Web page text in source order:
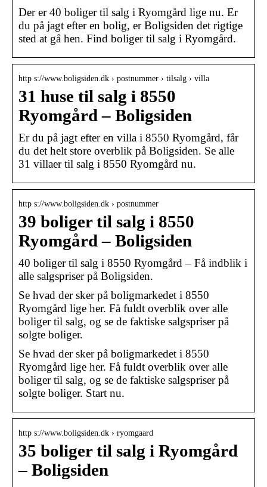
Der er 40 boliger til salg i Ryomgård lige nu. Er
du på jagt efter en bolig, er Boligsiden det rigtige
sted at gå hen. Find boliger til salg i Ryomgård.
http s://www.boligsiden.dk › postnummer › tilsalg › villa
31 huse til salg i 8550
Ryomgård – Boligsiden
Er du på jagt efter en villa i 8550 Ryomgård, får
du det helt store overblik på Boligsiden. Se alle
31 villaer til salg i 8550 Ryomgård nu.
http s://www.boligsiden.dk › postnummer
39 boliger til salg i 8550
Ryomgård – Boligsiden
40 boliger til salg i 8550 Ryomgård – Få indblik i
alle salgspriser på Boligsiden.
Se hvad der sker på boligmarkedet i 8550
Ryomgård lige her. Få fuldt overblik over alle
boliger til salg, og se de faktiske salgspriser på
solgte boliger.
Se hvad der sker på boligmarkedet i 8550
Ryomgård lige her. Få fuldt overblik over alle
boliger til salg, og se de faktiske salgspriser på
solgte boliger. Start nu.
http s://www.boligsiden.dk › ryomgaard
35 boliger til salg i Ryomgård
– Boligsiden